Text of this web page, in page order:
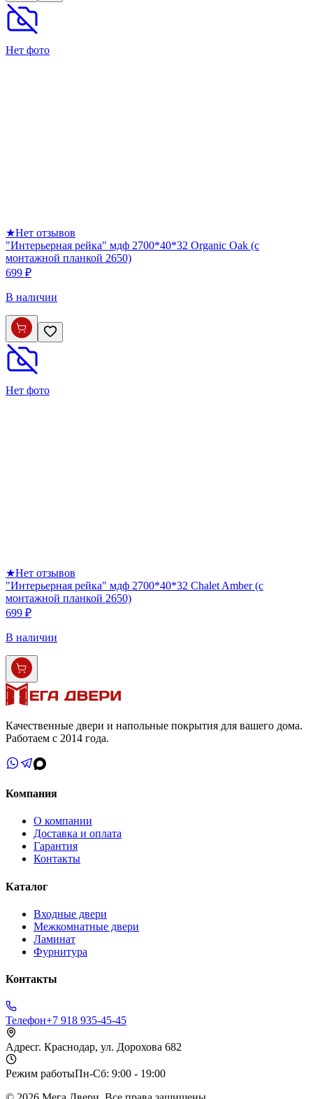
Нет фото
★Нет отзывов
"Интерьерная рейка" мдф 2700*40*32 Organic Oak (с
монтажной планкой 2650)
699 ₽
В наличии
Нет фото
★Нет отзывов
"Интерьерная рейка" мдф 2700*40*32 Chalet Amber (с
монтажной планкой 2650)
699 ₽
В наличии
Качественные двери и напольные покрытия для вашего дома.
Работаем с 2014 года.
Компания
О компании
Доставка и оплата
Гарантия
Контакты
Каталог
Входные двери
Межкомнатные двери
Ламинат
Фурнитура
Контакты
Телефон+7 918 935-45-45
Адресг. Краснодар, ул. Дорохова 682
Режим работыПн-Сб: 9:00 - 19:00